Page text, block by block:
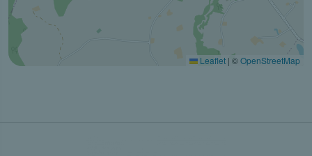
Leaflet | ©OpenStreetMap